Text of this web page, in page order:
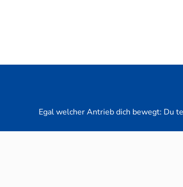
Egal welcher Antrieb dich bewegt: Du